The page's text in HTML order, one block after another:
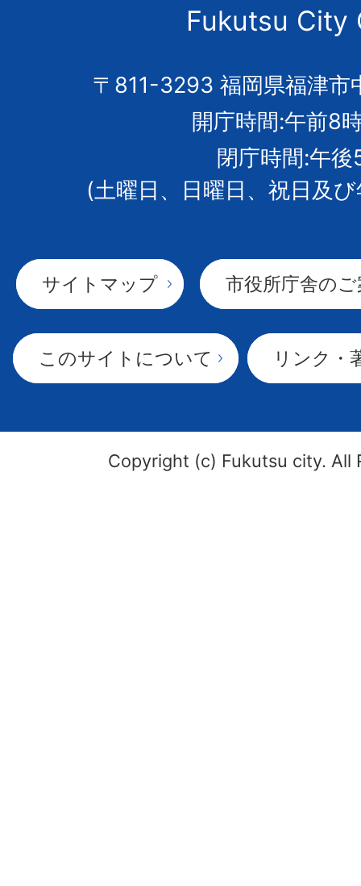
の
市
章
Fukutsu City
〒811-3293 福岡県福津市
開庁時間:午前8
閉庁時間:午後
(土曜日、日曜日、祝日及
サイトマップ 市役所庁舎の
このサイトについて リンク・
Copyright (c) Fukutsu city. All